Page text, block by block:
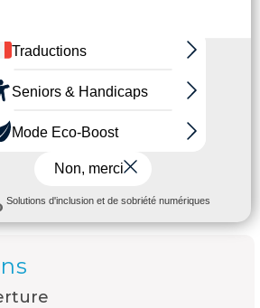
fidèle à la tradition transalpine,
au dessert : antipasti, plats
serrés composent un repas
à la dernière bouchée.
et accueillante, dispose
restaurant se prête également à
tous vos événements :
d'affaires, soirées entre